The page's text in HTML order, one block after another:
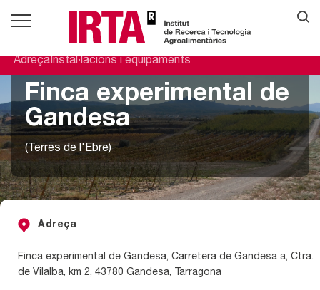
Finca experimental de
Gandesa
(Terres de l'Ebre)
AdreçaInstal·lacions i equipaments
Adreça
Finca experimental de Gandesa, Carretera de Gandesa a, Ctra.
de Vilalba, km 2, 43780 Gandesa, Tarragona